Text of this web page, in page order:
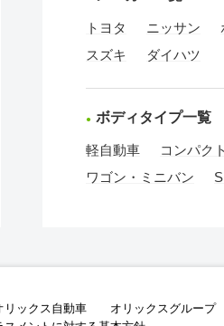
トヨタ ニッサン
スズキ
ダイハツ
ボディタイプ一覧
軽自動車
コンパク
ワゴン・ミニバン
リックス自動車
オリックスグループ